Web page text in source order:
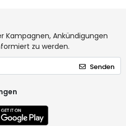
Kampagnen, Ankündigungen
zu werden.
Senden